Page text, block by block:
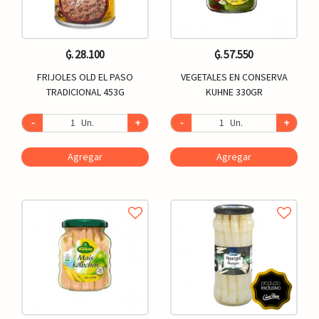
₲. 28.100
FRIJOLES OLD EL PASO
TRADICIONAL 453G
- Un. +
Agregar
₲. 57.550
VEGETALES EN CONSERVA
KUHNE 330GR
- Un. +
Agregar